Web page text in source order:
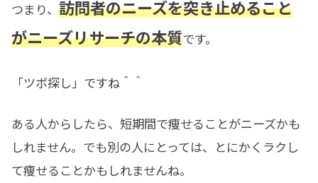
つまり、 訪問者のニーズを突き止めること
がニーズリサーチの本質です。
「ツボ探し」ですね＾＾
ある人からしたら、短期間で痩せることがニーズかも
しれません。でも別の人にとっては、とにかくラクし
て痩せることかもしれませんね。